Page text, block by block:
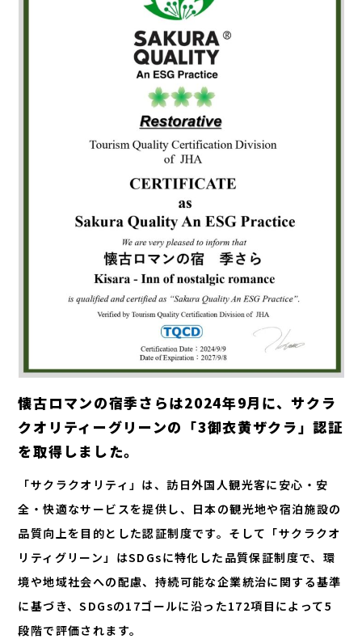
懐古ロマンの宿季さらは2024年9月に、サクラ
クオリティーグリーンの「3御衣黄ザクラ」認証
を取得しました。
「サクラクオリティ」は、訪日外国人観光客に安心・安
全・快適なサービスを提供し、日本の観光地や宿泊施設の
品質向上を目的とした認証制度です。そして「サクラクオ
リティグリーン」はSDGsに特化した品質保証制度で、環
境や地域社会への配慮、持続可能な企業統治に関する基準
に基づき、SDGsの17ゴールに沿った172項目によって5
段階で評価されます。